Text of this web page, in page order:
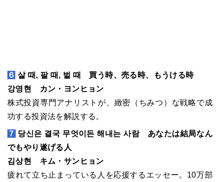
６ 살 때, 팔 때, 벌 때 買う時、売る時、もうける時
강영현 カン・ヨンヒョン
株式投資専門アナリストが、緻密（ちみつ）な戦略で成
功する投資法を解説する。
７ 당신은 결국 무엇이든 해내는 사람 あなたは結局なん
でもやり遂げる人
김상현 キム・サンヒョン
疲れて立ち止まっている人を応援するエッセー。10万部